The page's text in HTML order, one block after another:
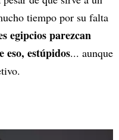
tiempo por su falta
egipcios parezcan
eso, estúpidos... aunque